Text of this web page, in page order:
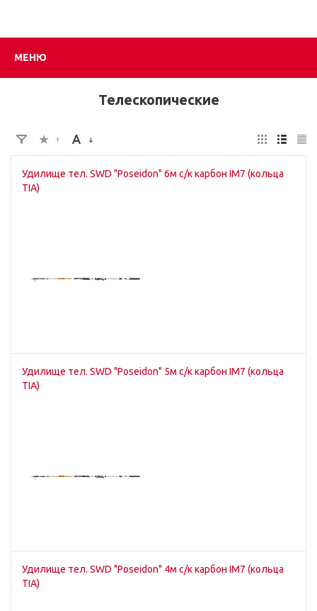
МЕНЮ
Телескопические
Удилище тел. SWD "Poseidon" 6м c/к карбон IM7 (кольца
TIA)
Удилище тел. SWD "Poseidon" 5м c/к карбон IM7 (кольца
TIA)
Удилище тел. SWD "Poseidon" 4м c/к карбон IM7 (кольца
TIA)